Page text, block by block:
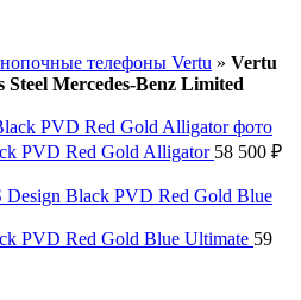
телефоны Vertu » Vertu
Steel Mercedes-Benz Limited
PVD Red Gold Alligator 58 500 ₽
PVD Red Gold Blue Ultimate 59